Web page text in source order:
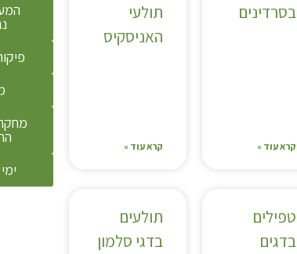
בסרדינים
קרא עוד »
תולעי
האניסקיס
קרא עוד »
טפילים
בדגים
תולעים
בדגי סלמון